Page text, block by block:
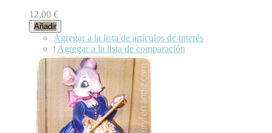
12,00 €
Añadir
Agregar a la lista de artículos de interés
| Agregar a la lista de comparación